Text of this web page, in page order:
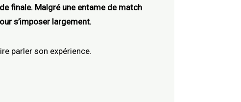
finale. Malgré une entame de match
s’imposer largement.
parler son expérience.